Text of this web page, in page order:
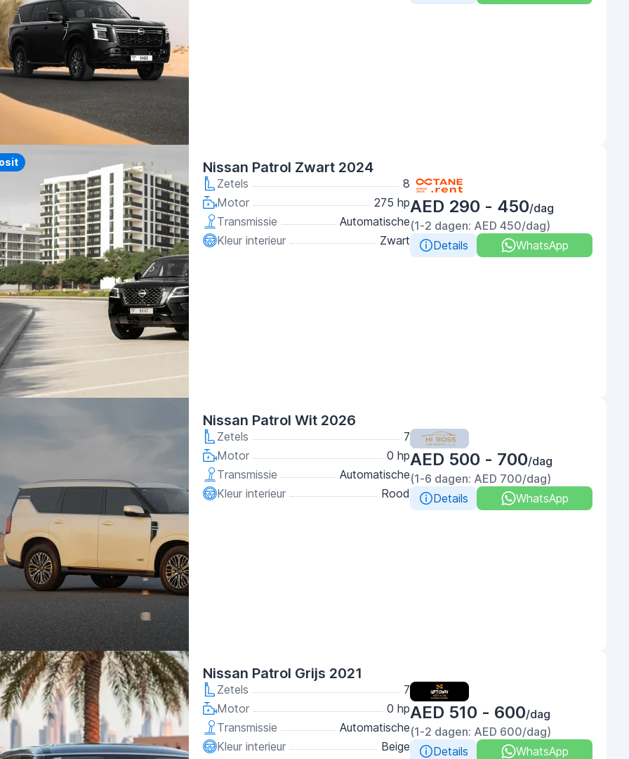
Nissan Patrol Zwart 2024
Zetels
8
Motor
275 hp
Transmissie
Automatische
Kleur interieur
Zwart
AED 290 - 450/dag
(1-2 dagen: AED 450/dag)
Details
WhatsApp
Nissan Patrol Wit 2026
Zetels
7
Motor
0 hp
Transmissie
Automatische
Kleur interieur
Rood
AED 500 - 700/dag
(1-6 dagen: AED 700/dag)
Details
WhatsApp
Nissan Patrol Grijs 2021
Zetels
7
Motor
0 hp
Transmissie
Automatische
Kleur interieur
Beige
AED 510 - 600/dag
(1-2 dagen: AED 600/dag)
Details
WhatsApp